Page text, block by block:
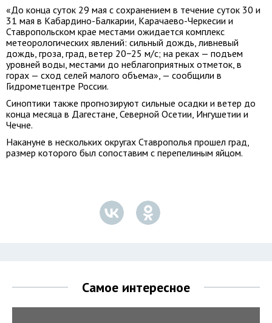
«До конца суток 29 мая с сохранением в течение суток 30 и
31 мая в Кабардино-Балкарии, Карачаево-Черкесии и
Ставропольском крае местами ожидается комплекс
метеорологических явлений: сильный дождь, ливневый
дождь, гроза, град, ветер 20−25 м/с; на реках — подъем
уровней воды, местами до неблагоприятных отметок, в
горах — сход селей малого объема», — сообщили в
Гидрометцентре России.
Синоптики также прогнозируют сильные осадки и ветер до
конца месяца в Дагестане, Северной Осетии, Ингушетии и
Чечне.
Накануне в нескольких округах Ставрополья прошел град,
размер которого был сопоставим с перепелиным яйцом.
Самое интересное